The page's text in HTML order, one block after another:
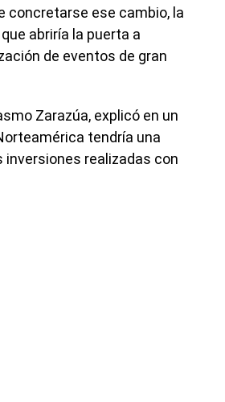
concretarse ese cambio, la
abriría la puerta a
de eventos de gran
Zarazúa, explicó en un
tendría una
inversiones realizadas con